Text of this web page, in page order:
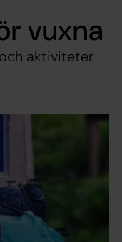
vuxna
aktiviteter